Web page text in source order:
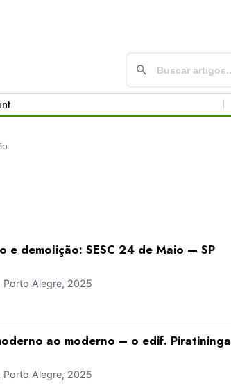
int
e demolição: SESC 24 de Maio — SP
Porto Alegre, 2025
ao moderno – o edif. Piratininga
Porto Alegre, 2025